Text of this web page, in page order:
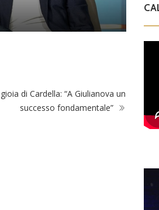
di Cardella: “A Giulianova un
successo fondamentale”